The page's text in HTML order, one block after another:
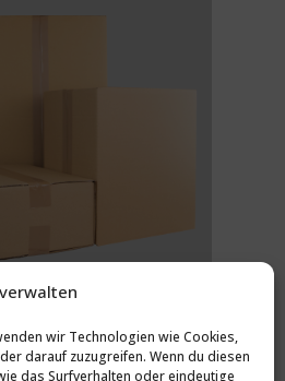
wir Technologien wie Cookies,
darauf zuzugreifen. Wenn du diesen
das Surfverhalten oder eindeutige
und Versenden